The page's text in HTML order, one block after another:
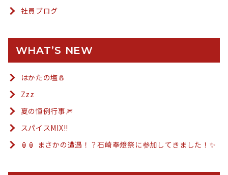
社員ブログ
WHAT’S NEW
はかたの塩🧂
Zzz
夏の恒例行事🎆
スパイスMIX!!
🏮🏮 まさかの遭遇！？石崎奉燈祭に参加してきました！✨